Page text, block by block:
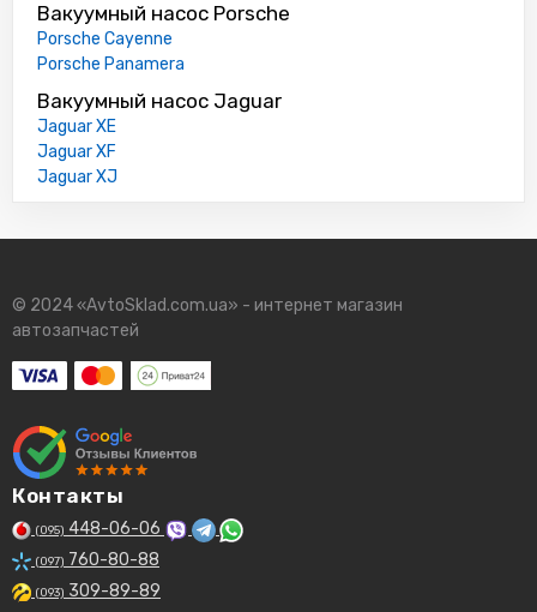
Вакуумный насос Porsche
Porsche Cayenne
Porsche Panamera
Вакуумный насос Jaguar
Jaguar XE
Jaguar XF
Jaguar XJ
© 2024 «AvtoSklad.com.ua» - интернет магазин
автозапчастей
Контакты
(095) 448-06-06
(097) 760-80-88
(093) 309-89-89